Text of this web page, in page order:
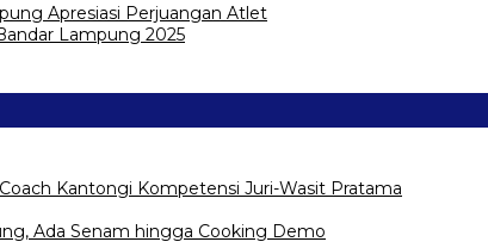
Apresiasi Perjuangan Atlet
Lampung 2025
Kantongi Kompetensi Juri-Wasit Pratama
Ada Senam hingga Cooking Demo